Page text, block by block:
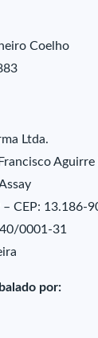
Coelho
Ltda.
CEP: 13.186-
0001-31
por: